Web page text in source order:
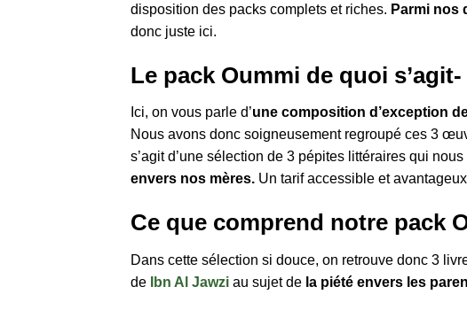
disposition des packs complets et riches. Parmi nos
donc juste ici.
Le pack Oummi de quoi
Ici, on vous parle d’une composition d’exception
Nous avons donc soigneusement regroupé ces 3
s’agit d’une sélection de 3 pépites littéraires qui
envers nos mères. Un tarif accessible et
Ce que comprend notre pack
Dans cette sélection si douce, on retrouve donc 3
de
Ibn Al Jawzi au sujet de la piété envers les